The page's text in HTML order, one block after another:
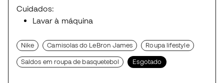
Cuidados:
Lavar à máquina
Nike Camisolas do LeBron James Roupa lifestyle
Saldos em roupa de basquetebol Esgotado